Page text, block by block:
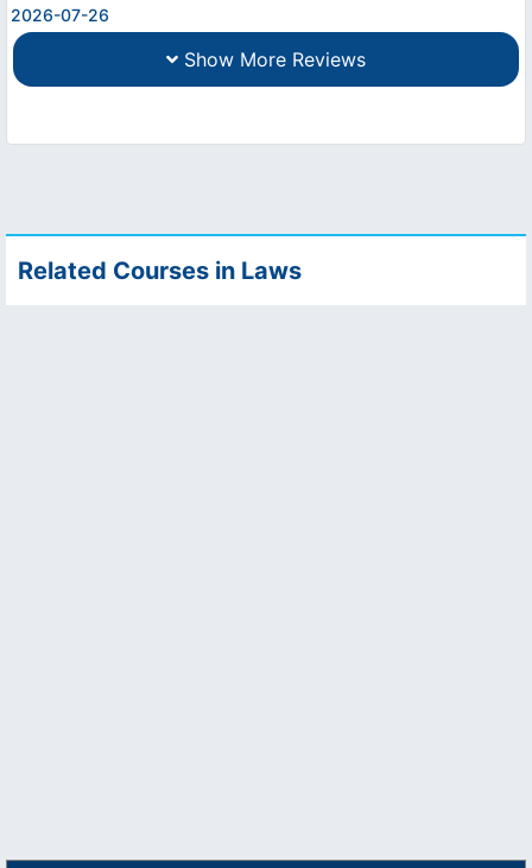
2026-07-26
Show More Reviews
Related Courses in Laws